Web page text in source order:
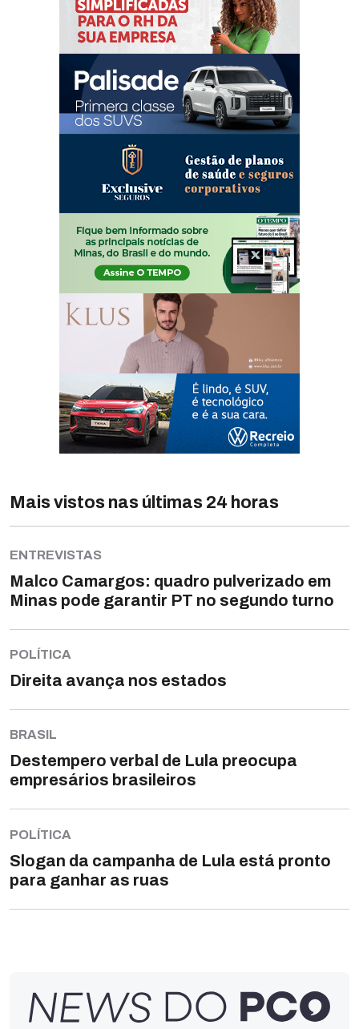
Mais vistos nas últimas 24 horas
ENTREVISTAS
Malco Camargos: quadro pulverizado em
Minas pode garantir PT no segundo turno
POLÍTICA
Direita avança nos estados
BRASIL
Destempero verbal de Lula preocupa
empresários brasileiros
POLÍTICA
Slogan da campanha de Lula está pronto
para ganhar as ruas